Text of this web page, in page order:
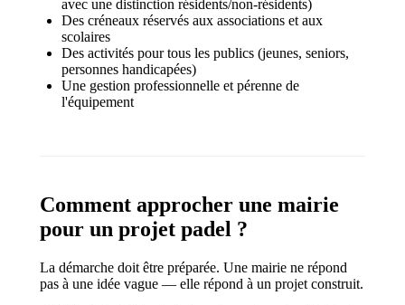
avec une distinction résidents/non-résidents)
Des créneaux réservés aux associations et aux
scolaires
Des activités pour tous les publics (jeunes, seniors,
personnes handicapées)
Une gestion professionnelle et pérenne de
l'équipement
Comment approcher une mairie
pour un projet padel ?
La démarche doit être préparée. Une mairie ne répond
pas à une idée vague — elle répond à un projet construit.